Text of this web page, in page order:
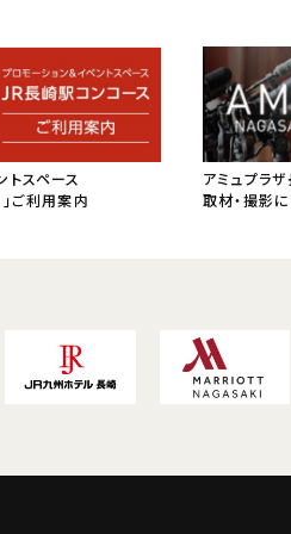
トスペース
ご利用案内
アミュプラ
取材・撮影